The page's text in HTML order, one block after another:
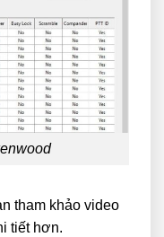
tham khảo video
tiết hơn.